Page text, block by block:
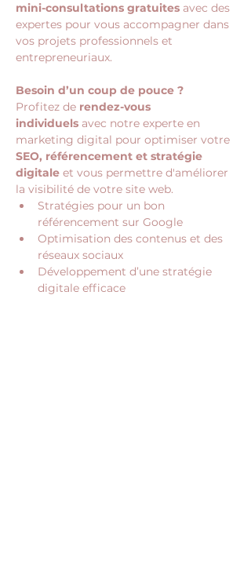
mini-consultations gratuites avec des
expertes pour vous accompagner dans
vos projets professionnels et
entrepreneuriaux.
Besoin d’un coup de pouce ?
Profitez de rendez-vous
individuels avec notre experte en
marketing digital pour optimiser votre
SEO, référencement et stratégie
digitale et vous permettre d'améliorer
la visibilité de votre site web.
Stratégies pour un bon
référencement sur Google
Optimisation des contenus et des
réseaux sociaux
Développement d’une stratégie
digitale efficace